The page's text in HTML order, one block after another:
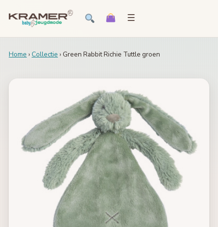
☰
Home › Collectie › Green Rabbit Richie Tuttle groen